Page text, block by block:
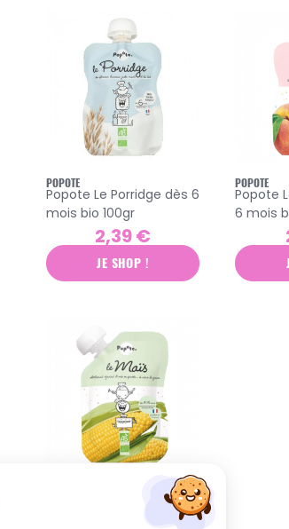
POPOTE
Popote Le Porridge dès 6
mois bio 100gr
2,39 €
JE SHOP !
POPOTE
Popote
6 mois
Popote Le Maïs dès 4 -